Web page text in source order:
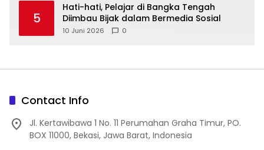
5
‎Hati-hati, Pelajar di Bangka Tengah
Diimbau Bijak dalam Bermedia Sosial
10 Juni 2026 0
Contact Info
Jl. Kertawibawa 1 No. 11 Perumahan Graha Timur, PO.
BOX 11000, Bekasi, Jawa Barat, Indonesia